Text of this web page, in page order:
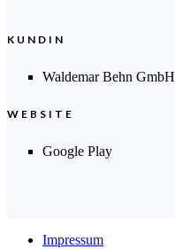
KUNDIN
Waldemar Behn GmbH
WEBSITE
Google Play
Impressum